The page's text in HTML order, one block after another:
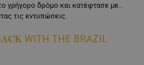
γρήγορο δρόμο και κατέφτασε με…
τις εντυπώσεις.
WITH THE BRAZIL